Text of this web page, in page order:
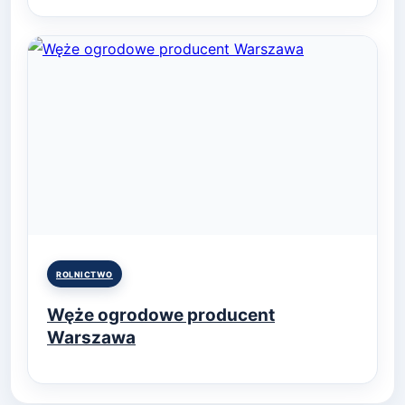
Posted
ROLNICTWO
Węże ogrodowe producent
Warszawa